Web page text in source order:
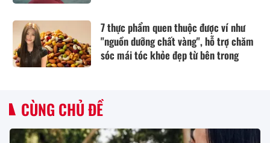
7 thực phẩm quen thuộc được ví như
"nguồn dưỡng chất vàng", hỗ trợ chăm
sóc mái tóc khỏe đẹp từ bên trong
CÙNG CHỦ ĐỀ